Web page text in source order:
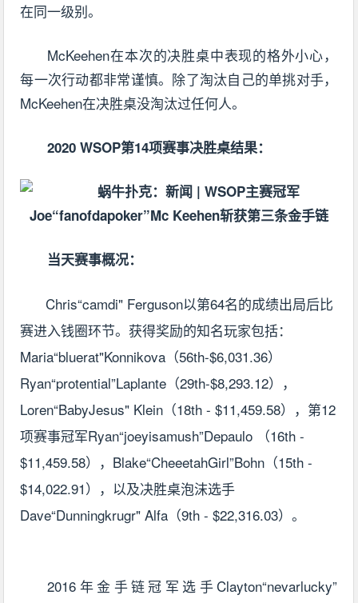
在同一级别。
McKeehen在本次的决胜桌中表现的格外小心，
每一次行动都非常谨慎。除了淘汰自己的单挑对手，
McKeehen在决胜桌没淘汰过任何人。
2020 WSOP第14项赛事决胜桌结果：
当天赛事概况：
Chris“camdi" Ferguson以第64名的成绩出局后比
赛进入钱圈环节。获得奖励的知名玩家包括：
Maria“bluerat"Konnikova （56th-$6,031.36）
Ryan“protential”Laplante（29th-$8,293.12），
Loren“BabyJesus" Klein（18th - $11,459.58），第12
项赛事冠军Ryan“joeyisamush”Depaulo （16th -
$11,459.58），Blake“CheeetahGirl”Bohn（15th -
$14,022.91），以及决胜桌泡沫选手
Dave“Dunningkrugr" Alfa（9th - $22,316.03）。
2016年金手链冠军选手Clayton“nevarlucky”